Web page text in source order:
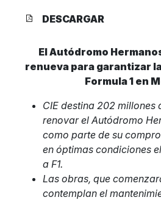
DESCARGAR
El Autódromo
renueva para garantizar
Formula 1 en
CIE destina 202 millones
renovar el Autódromo
como parte de su
en óptimas condiciones
a F1.
Las obras, que
contemplan el